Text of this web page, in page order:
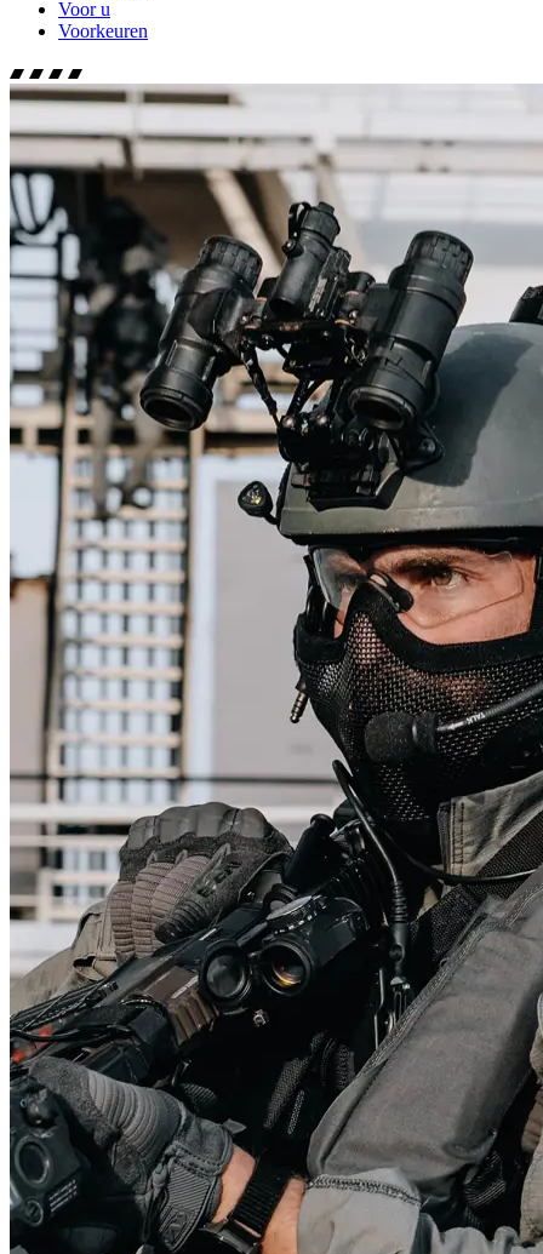
Voor u
Voorkeuren